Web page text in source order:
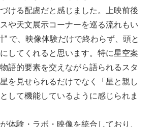
ける配慮だと感じました。上映前後
や天文展示コーナーを巡る流れもい
” で、映像体験だけで終わらず、頭と
してくれると思います。特に星空案
語的要素を交えながら語られるスタ
を見せられるだけでなく「星と親し
して機能しているように感じられま
体験・ラボ・映像を統合しており、